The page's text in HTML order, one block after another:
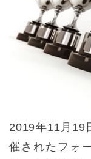
2019年11月19
催されたフォ